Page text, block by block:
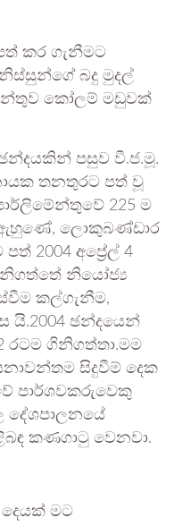
කර ගැනීමට
බදු මුදල්
කෝලම් මඩුවක්
ඡන්දයකින් පසුව වී.ජ.මූ.
තනතුරට පත් වූ
225 ම
ලොකුබණ්ඩාර
2004 අප්‍රේල් 4
නියෝජ්‍ය
කල්ගැනීම,
යි.2004 ඡන්දයෙන්
රටම ගිනිගත්තා.මම
සිදුවීම් දෙක
පාර්ශවකරුවෙකු
දේශපාලනයේ
කණගාටු වෙනවා.
මට